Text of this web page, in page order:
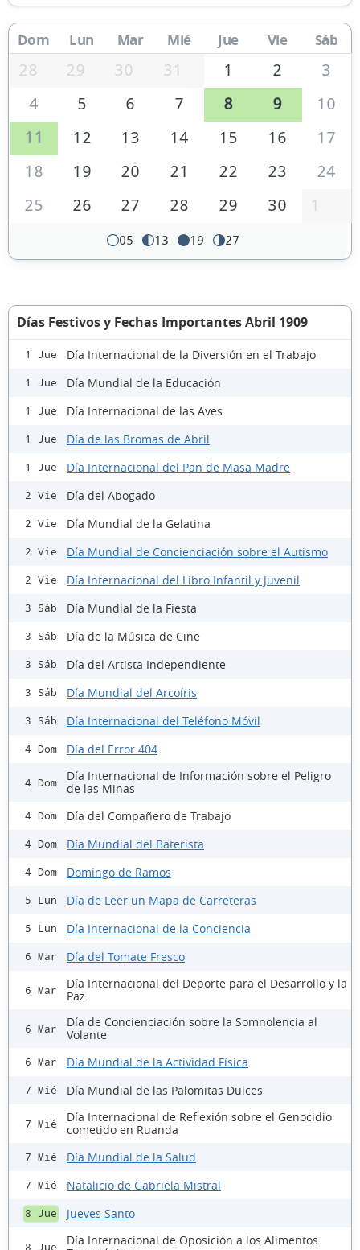
Dom Lun Mar Mié Jue Vie Sáb
28 29 30 31 1 2
3
4
5 6 7 8 9
10
11
12 13 14 15 16
17
18
19 20 21 22 23
24
25
26 27 28 29 30 1
05 13 19 27
Días Festivos y Fechas Importantes Abril 1909
1 Jue Día Internacional de la Diversión en el Trabajo
1 Jue Día Mundial de la Educación
1 Jue Día Internacional de las Aves
1 Jue Día de las Bromas de Abril
1 Jue Día Internacional del Pan de Masa Madre
2 Vie Día del Abogado
2 Vie Día Mundial de la Gelatina
2 Vie Día Mundial de Concienciación sobre el Autismo
2 Vie Día Internacional del Libro Infantil y Juvenil
3 Sáb Día Mundial de la Fiesta
3 Sáb Día de la Música de Cine
3 Sáb Día del Artista Independiente
3 Sáb Día Mundial del Arcoíris
3 Sáb Día Internacional del Teléfono Móvil
4 Dom Día del Error 404
4 Dom
Día Internacional de Información sobre el Peligro
de las Minas
4 Dom Día del Compañero de Trabajo
4 Dom Día Mundial del Baterista
4 Dom Domingo de Ramos
5 Lun Día de Leer un Mapa de Carreteras
5 Lun Día Internacional de la Conciencia
6 Mar Día del Tomate Fresco
6 Mar
Día Internacional del Deporte para el Desarrollo y la
Paz
6 Mar
Día de Concienciación sobre la Somnolencia al
Volante
6 Mar Día Mundial de la Actividad Física
7 Mié Día Mundial de las Palomitas Dulces
7 Mié
Día Internacional de Reflexión sobre el Genocidio
cometido en Ruanda
7 Mié Día Mundial de la Salud
7 Mié Natalicio de Gabriela Mistral
8 Jue Jueves Santo
8 Jue
Día Internacional de Oposición a los Alimentos